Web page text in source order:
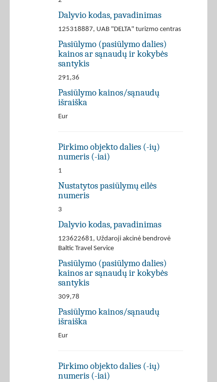
Dalyvio kodas, pavadinimas
125318887, UAB "DELTA" turizmo centras
Pasiūlymo (pasiūlymo dalies)
kainos ar sąnaudų ir kokybės
santykis
291,36
Pasiūlymo kainos/sąnaudų
išraiška
Eur
Pirkimo objekto dalies (-ių)
numeris (-iai)
1
Nustatytos pasiūlymų eilės
numeris
3
Dalyvio kodas, pavadinimas
123622681, Uždaroji akcinė bendrovė
Baltic Travel Service
Pasiūlymo (pasiūlymo dalies)
kainos ar sąnaudų ir kokybės
santykis
309,78
Pasiūlymo kainos/sąnaudų
išraiška
Eur
Pirkimo objekto dalies (-ių)
numeris (-iai)